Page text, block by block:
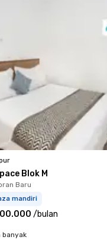
Blok M
Baru
mandiri
/bulan
banyak